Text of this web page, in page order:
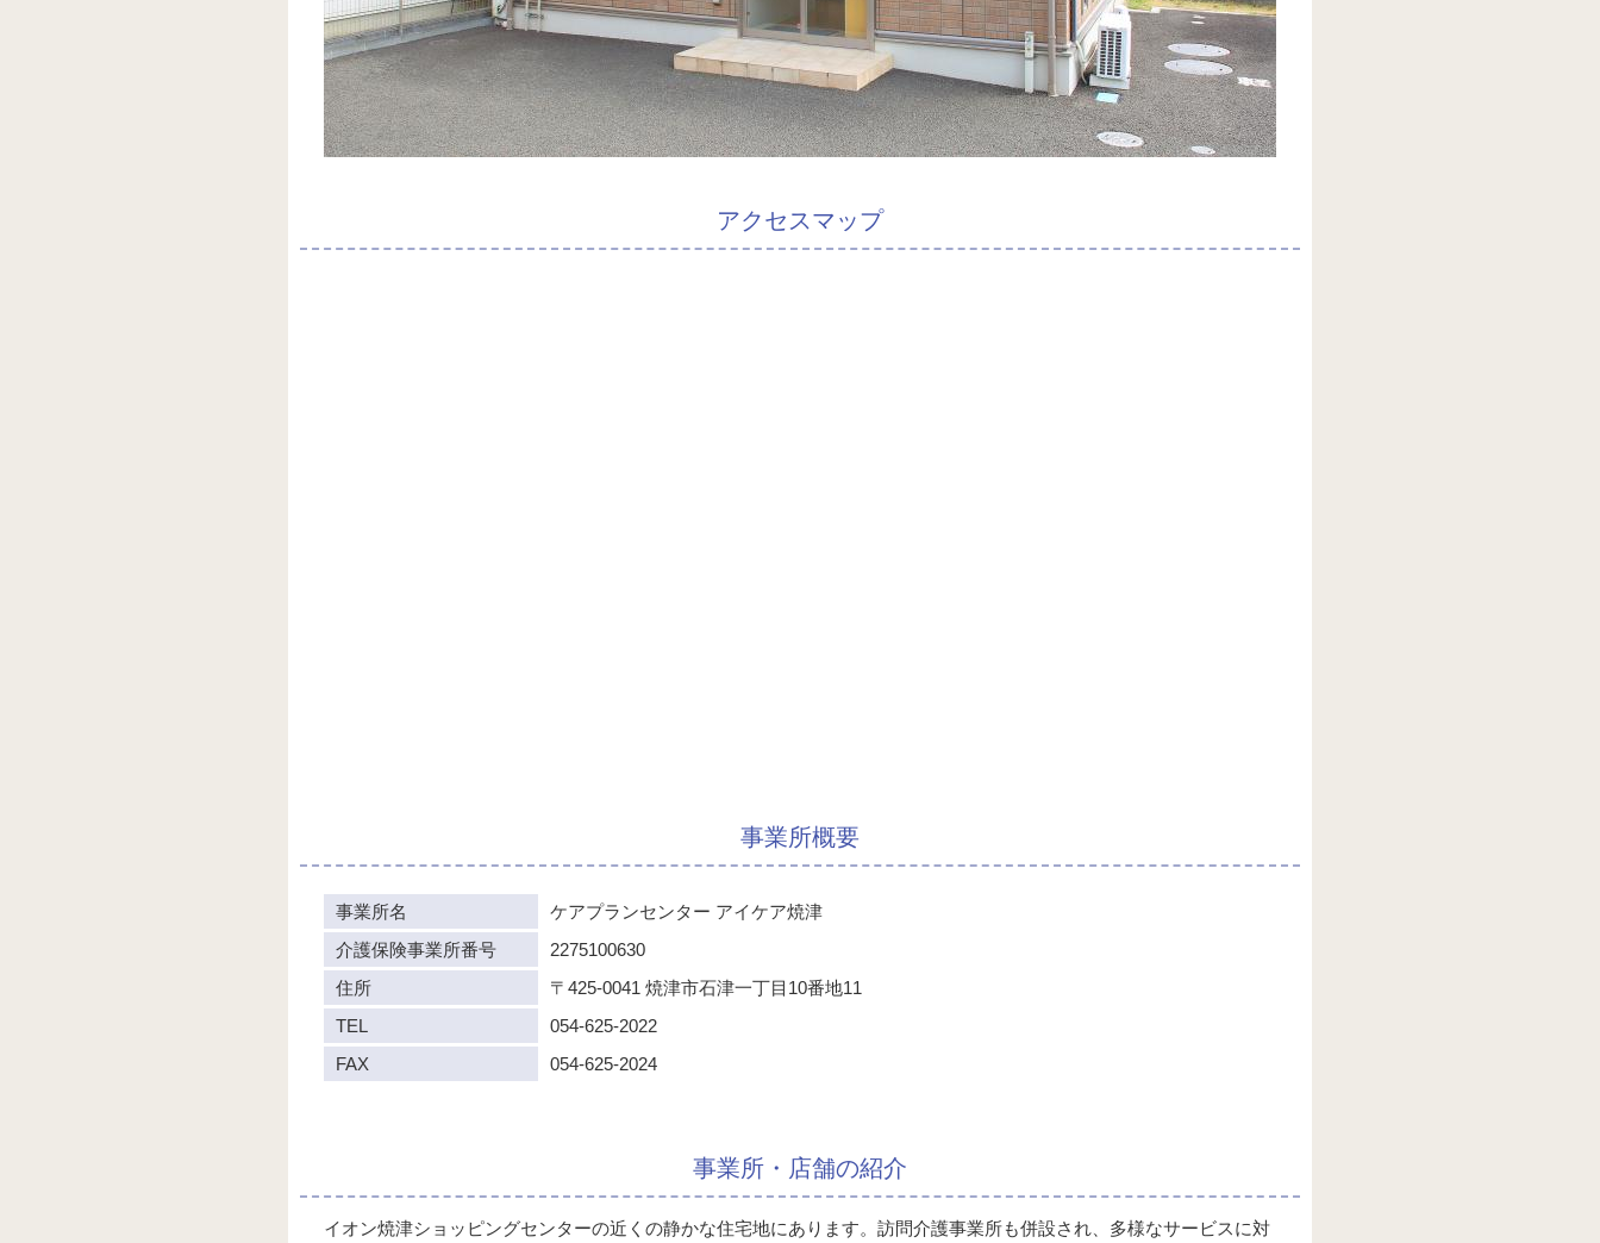
アクセスマップ
事業所概要
事業所名 ケアプランセンター アイケア焼津
介護保険事業所番号
2275100630
住所
〒425-0041 焼津市石津一丁目10番地11
TEL
054-625-2022
FAX
054-625-2024
事業所・店舗の紹介
イオン焼津ショッピングセンターの近くの静かな住宅地にあります。訪問介護事業所も併設され、多様なサービスに対